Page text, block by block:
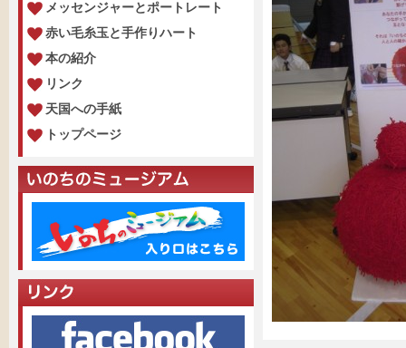
メッセンジャーとポートレート
赤い毛糸玉と手作りハート
本の紹介
リンク
天国への手紙
トップページ